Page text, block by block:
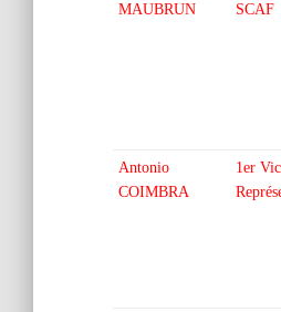
MAUBRUN
SCAF
Antonio
COIMBRA
1er